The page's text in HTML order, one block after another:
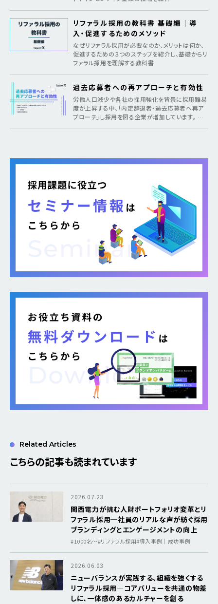
リファラル採用の教科書 基礎編｜導
入・促進するためのメソッド
なぜリファラル採用が必要なのか、メリットは何か、
促進するための３つのステップを紹介し、基礎からリ
ファラル採用を理解する教科書
過去応募者への再アプローチと有効性
労働人口減少や各社の採用強化を背景に採用難易
度が上昇する中、「内定辞退者・過去応募者へ再ア
プローチ」し採用を図る企業が増加しています。 そ
Related Articles
こちらの記事も読まれています
2026.07.23
関西電力が挑む人財ポートフォリオ変革とリ
ファラル採用─社員のリアルな声が紡ぐ採用
ブランディングとエンゲージメントの向上
#1000名〜#リファラル採用#導入事例｜成功事例
2026.06.03
ニューバランスが実践する、組織を強くする
リファラル採用―コアバリューを共通の物差
しに、一体感のあるカルチャーを創る